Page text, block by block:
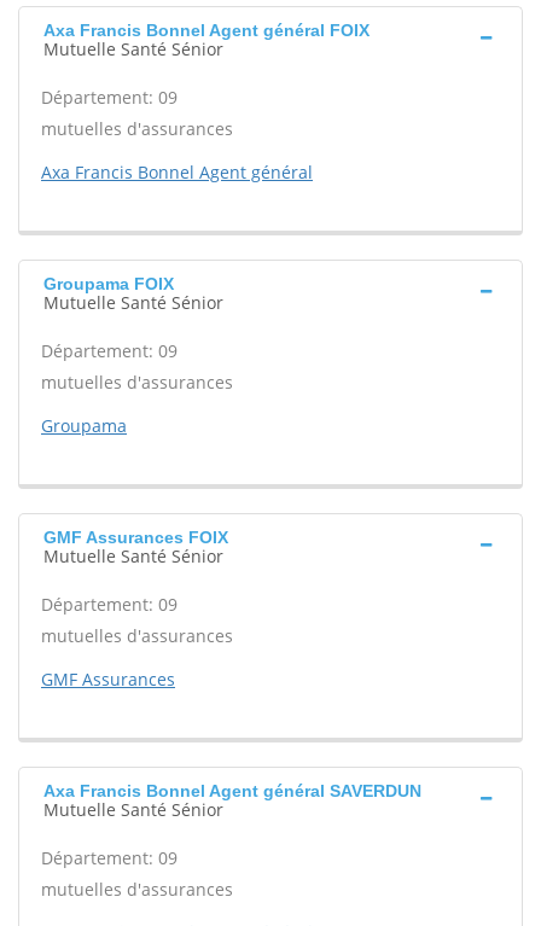
Axa Francis Bonnel Agent général FOIX
Mutuelle Santé Sénior
Département: 09
mutuelles d'assurances
Axa Francis Bonnel Agent général
Groupama FOIX
Mutuelle Santé Sénior
Département: 09
mutuelles d'assurances
Groupama
GMF Assurances FOIX
Mutuelle Santé Sénior
Département: 09
mutuelles d'assurances
GMF Assurances
Axa Francis Bonnel Agent général SAVERDUN
Mutuelle Santé Sénior
Département: 09
mutuelles d'assurances